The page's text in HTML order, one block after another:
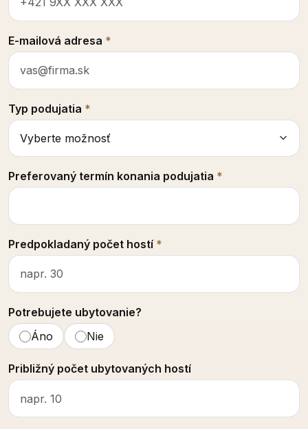
E-mailová adresa *
Typ podujatia *
Preferovaný termín konania podujatia *
Predpokladaný počet hostí *
Potrebujete ubytovanie?
Áno
Nie
Približný počet ubytovaných hostí